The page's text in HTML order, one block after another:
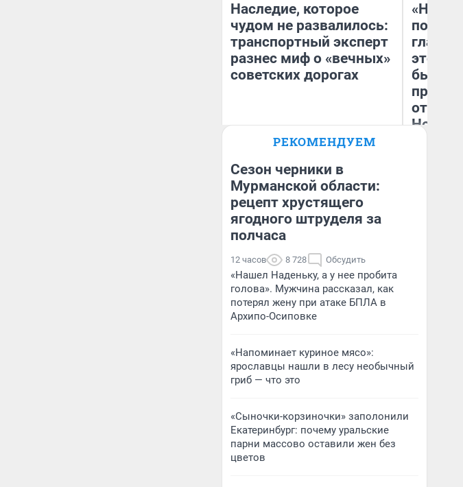
Наследие, которое
чудом не развалилось:
транспортный эксперт
разнес миф о «вечных»
советских дорогах
Блогер, предприниматель,
бизнесе
этого
бьет
отзыв
Нолана
РЕКОМЕНДУЕМ
Сезон черники в
Мурманской области:
рецепт хрустящего
ягодного штруделя за
полчаса
12 часов 8 728 Обсудить
«Нашел Наденьку, а у нее пробита
голова». Мужчина рассказал, как
потерял жену при атаке БПЛА в
Архипо-Осиповке
«Напоминает куриное мясо»:
ярославцы нашли в лесу необычный
гриб — что это
«Сыночки-корзиночки» заполонили
Екатеринбург: почему уральские
парни массово оставили жен без
цветов